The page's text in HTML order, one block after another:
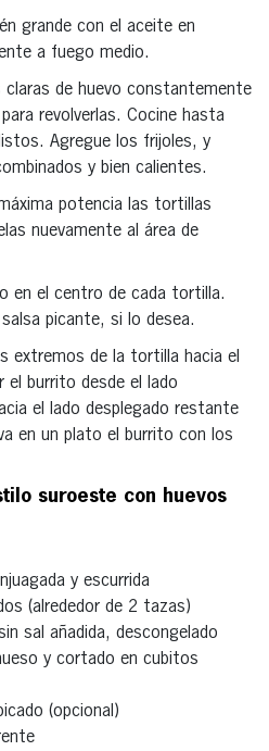
grande con el aceite en
a fuego medio.
claras de huevo constantemente
revolverlas. Cocine hasta
Agregue los frijoles, y
y bien calientes.
potencia las tortillas
nuevamente al área de
en el centro de cada tortilla.
picante, si lo desea.
extremos de la tortilla hacia el
el burrito desde el lado
el lado desplegado restante
en un plato el burrito con los
suroeste con huevos
y escurrida
(alrededor de 2 tazas)
sal añadida, descongelado
y cortado en cubitos
(opcional)